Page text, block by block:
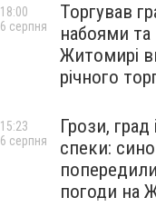
Торгував
набоями та
Житомирі
річного
18:00
6 серпня
Грози,
спеки:
погоди на
15:23
6 серпня